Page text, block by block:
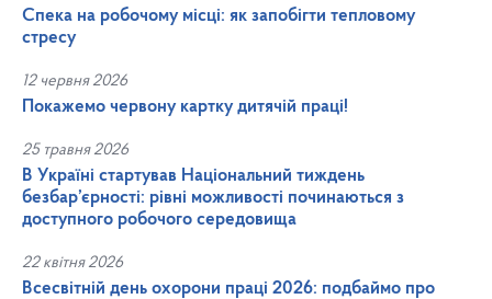
Спека на робочому місці: як запобігти тепловому
стресу
12 червня 2026
Покажемо червону картку дитячій праці!
25 травня 2026
В Україні стартував Національний тиждень
безбар’єрності: рівні можливості починаються з
доступного робочого середовища
22 квітня 2026
Всесвітній день охорони праці 2026: подбаймо про